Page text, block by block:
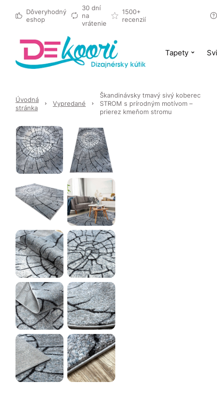
Dôveryhodný
eshop
30 dní
na
vrátenie
1500+
recenzií
Tapety
Úvodná
stránka
Vypredané
Škandinávsky tmavý sivý koberec
STROM s prírodným motívom –
prierez kmeňom stromu